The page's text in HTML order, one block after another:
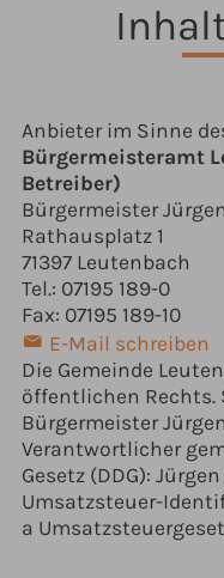
Anbieter im Sinne
Bürgermeisteramt
Betreiber)
Bürgermeister
Rathausplatz 1
71397 Leutenbach
Tel.: 07195 189-0
Fax: 07195 189-10
E-Mail schreiben
Die Gemeinde
öffentlichen Rechts.
Bürgermeister
Verantwortlicher
Gesetz (DDG):
Umsatzsteuer-
a